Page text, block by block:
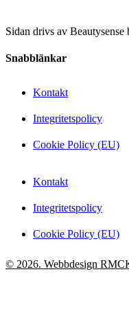
Sidan drivs av
Snabblänkar
Kontakt
Integritetspolicy
Cookie Policy (EU)
Kontakt
Integritetspolicy
Cookie Policy (EU)
© 2026. Webbdesign